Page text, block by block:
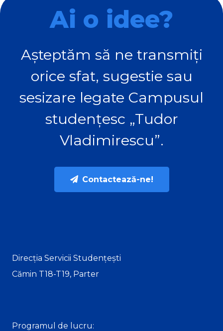
Ai o idee?
Așteptăm să ne transmiți
orice sfat, sugestie sau
sesizare legate Campusul
studențesc „Tudor
Vladimirescu”.
Contactează-ne!
Direcția Servicii Studențești
Cămin T18-T19, Parter
Programul de lucru: